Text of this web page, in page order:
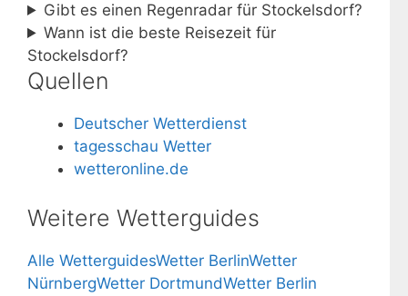
Gibt es einen Regenradar für Stockelsdorf?
Wann ist die beste Reisezeit für
Stockelsdorf?
Quellen
Deutscher Wetterdienst
tagesschau Wetter
wetteronline.de
Weitere Wetterguides
Alle WetterguidesWetter BerlinWetter
NürnbergWetter DortmundWetter Berlin